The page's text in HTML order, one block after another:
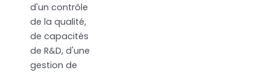
d'un contrôle
de la qualité,
de capacités
de R&D, d'une
gestion de